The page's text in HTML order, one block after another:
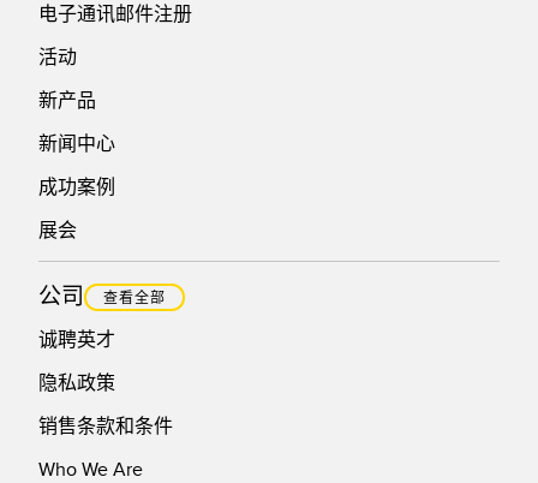
电子通讯邮件注册
活动
新产品
新闻中心
成功案例
展会
公司 查看全部
诚聘英才
隐私政策
销售条款和条件
Who We Are